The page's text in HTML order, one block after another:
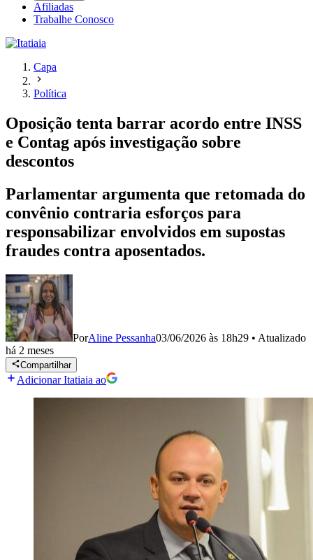
Afiliadas
Trabalhe Conosco
Capa
Política
Oposição tenta barrar acordo entre INSS
e Contag após investigação sobre
descontos
Parlamentar argumenta que retomada do
convênio contraria esforços para
responsabilizar envolvidos em supostas
fraudes contra aposentados.
PorAline Pessanha03/06/2026 às 18h29 • Atualizado
há 2 meses
Compartilhar
Adicionar Itatiaia ao